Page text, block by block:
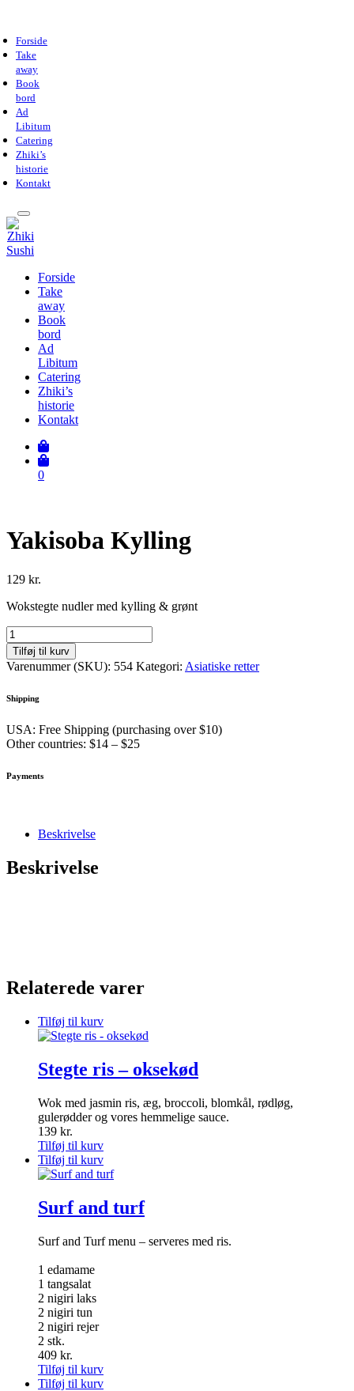
Forside
Take
away
Book
bord
Ad
Libitum
Catering
Zhiki’s
historie
Kontakt
Forside
Take
away
Book
bord
Ad
Libitum
Catering
Zhiki’s
historie
Kontakt
0
Yakisoba Kylling
129 kr.
Wokstegte nudler med kylling & grønt
Yakisoba
Kylling
antal
Tilføj til kurv
Varenummer (SKU): 554 Kategori: Asiatiske retter
Shipping
USA: Free Shipping (purchasing over $10)
Other countries: $14 – $25
Payments
Beskrivelse
Beskrivelse
Relaterede varer
Tilføj til kurv
Stegte ris – oksekød
Wok med jasmin ris, æg, broccoli, blomkål, rødløg,
gulerødder og vores hemmelige sauce.
139 kr.
Tilføj til kurv
Tilføj til kurv
Surf and turf
Surf and Turf menu – serveres med ris.
1 edamame
1 tangsalat
2 nigiri laks
2 nigiri tun
2 nigiri rejer
2 stk.
409 kr.
Tilføj til kurv
Tilføj til kurv